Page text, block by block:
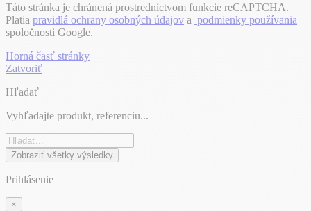
Táto stránka je chránená prostredníctvom funkcie reCAPTCHA.
Platia pravidlá ochrany osobných údajov a podmienky používania
spoločnosti Google.
Horná časť stránky
Zatvoriť
Hľadať
Vyhľadajte produkt, referenciu...
Zobraziť všetky výsledky
Prihlásenie
×